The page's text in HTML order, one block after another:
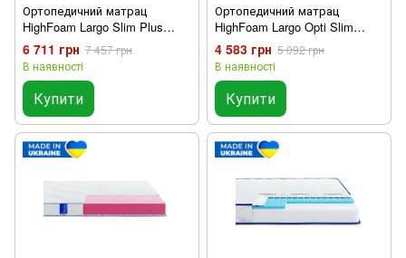
Ортопедичний матрац
HighFoam Largo Slim Plus
90x190
6 711 грн 7 457 грн
В наявності
Купити
Ортопедичний матрац
HighFoam Largo Opti Slim
90х190
4 583 грн 5 092 грн
В наявності
Купити